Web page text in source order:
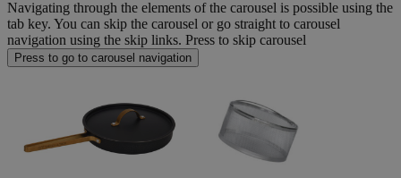
Navigating through the elements of the carousel is possible using the
tab key. You can skip the carousel or go straight to carousel
navigation using the skip links. Press to skip carousel
Press to go to carousel navigation